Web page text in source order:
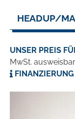
HEADUP/
UNSER PREIS
MwSt. ausweisbar